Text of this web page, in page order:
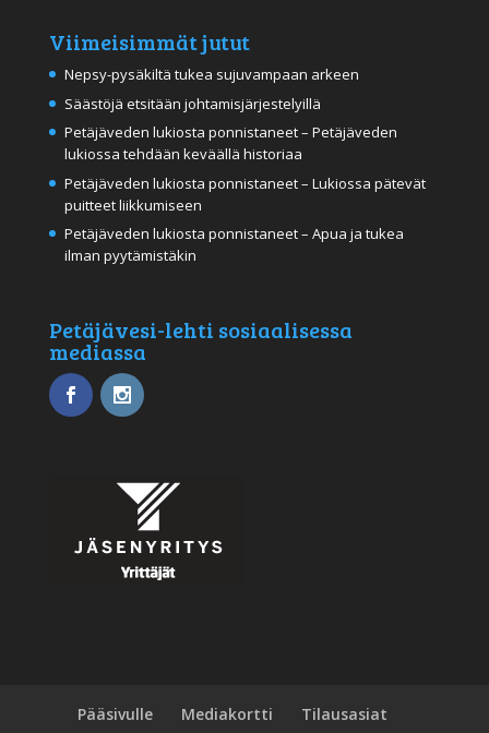
Viimeisimmät jutut
Nepsy-pysäkiltä tukea sujuvampaan arkeen
Säästöjä etsitään johtamisjärjestelyillä
Petäjäveden lukiosta ponnistaneet – Petäjäveden
lukiossa tehdään keväällä historiaa
Petäjäveden lukiosta ponnistaneet – Lukiossa pätevät
puitteet liikkumiseen
Petäjäveden lukiosta ponnistaneet – Apua ja tukea
ilman pyytämistäkin
Petäjävesi-lehti sosiaalisessa
mediassa
Pääsivulle Mediakortti
Tilausasiat